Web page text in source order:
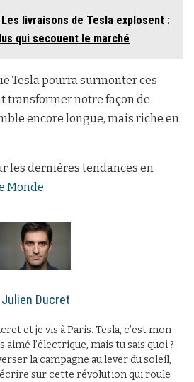
Les livraisons de Tesla explosent :
qui secouent le marché
Tesla pourra surmonter ces
transformer notre façon de
encore longue, mais riche en
les dernières tendances en
Monde.
Julien Ducret
et je vis à Paris. Tesla, c’est mon
aimé l’électrique, mais tu sais quoi ?
la campagne au lever du soleil,
sur cette révolution qui roule